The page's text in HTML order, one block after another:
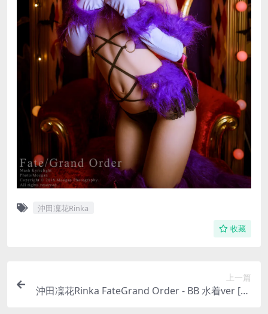
沖田凜花Rinka
收藏
上一篇
沖田凜花Rinka FateGrand Order - BB 水着ver [12